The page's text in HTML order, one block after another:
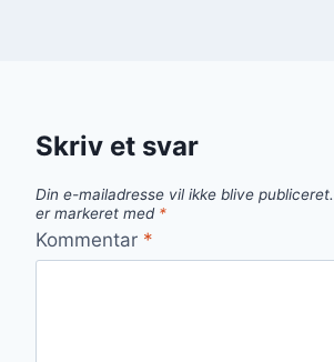
Skriv et svar
Din e-mailadresse vil ikke blive publiceret.
er markeret med *
Kommentar *